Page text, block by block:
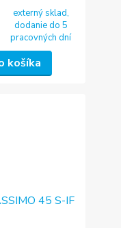
externý sklad,
dodanie do 5
pracovných dní
košíka